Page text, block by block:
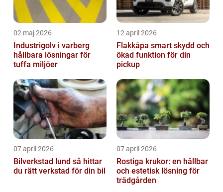
02 maj 2026
Industrigolv i varberg
hållbara lösningar för
tuffa miljöer
12 april 2026
Flakkåpa smart skydd och
ökad funktion för din
pickup
07 april 2026
Bilverkstad lund så hittar
du rätt verkstad för din bil
07 april 2026
Rostiga krukor: en hållbar
och estetisk lösning för
trädgården